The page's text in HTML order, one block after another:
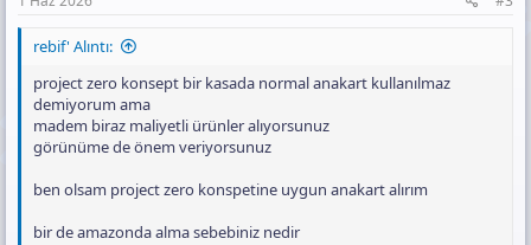
rebif' Alıntı:
project zero konsept bir kasada normal anakart kullanılmaz
demiyorum ama
madem biraz maliyetli ürünler alıyorsunuz
görünüme de önem veriyorsunuz
ben olsam project zero konspetine uygun anakart alırım
bir de amazonda alma sebebiniz nedir